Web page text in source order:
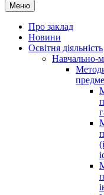
Меню
Про заклад
Новини
Освітня діяльність
Навчально-